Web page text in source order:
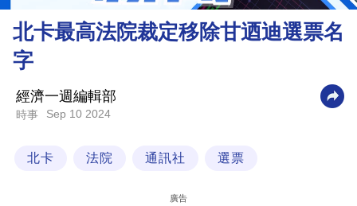
財
業
科
北卡最高法院裁定移除甘迺迪選票名
字
經濟一週編輯部
時事 Sep 10 2024
北卡 法院 通訊社 選票
廣告